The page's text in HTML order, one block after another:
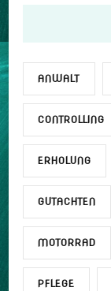
ANWALT
CONTROLLING
ERHOLUNG
GUTACHTEN
MOTORRAD
PFLEGE